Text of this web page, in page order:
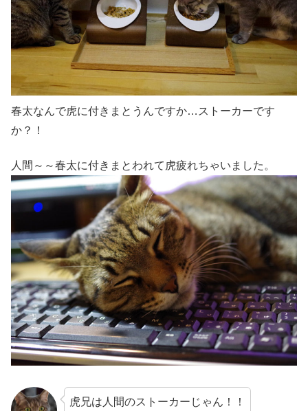
春太なんで虎に付きまとうんですか…ストーカーです
か？！
人間～～春太に付きまとわれて虎疲れちゃいました。
虎兄は人間のストーカーじゃん！！